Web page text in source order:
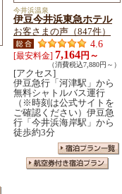
今井浜温泉
伊豆今井浜東急ホテル
お客さまの声（847件）
4.6
[最安料金] 7,164円～
（消費税込7,880円～）
[アクセス]
伊豆急行「河津駅」から
無料シャトルバス運行
（※時刻は公式サイトを
ご確認ください）伊豆急
行「今井浜海岸駅」から
徒歩約3分